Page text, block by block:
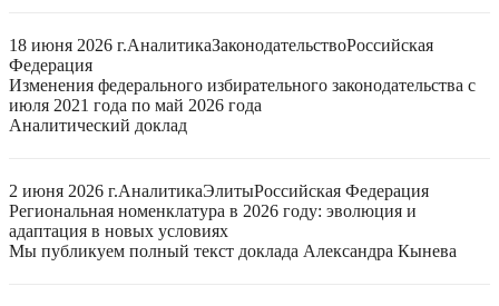
18 июня 2026 г.АналитикаЗаконодательствоРоссийская
Федерация
Изменения федерального избирательного законодательства с
июля 2021 года по май 2026 года
Аналитический доклад
2 июня 2026 г.АналитикаЭлитыРоссийская Федерация
Региональная номенклатура в 2026 году: эволюция и
адаптация в новых условиях
Мы публикуем полный текст доклада Александра Кынева